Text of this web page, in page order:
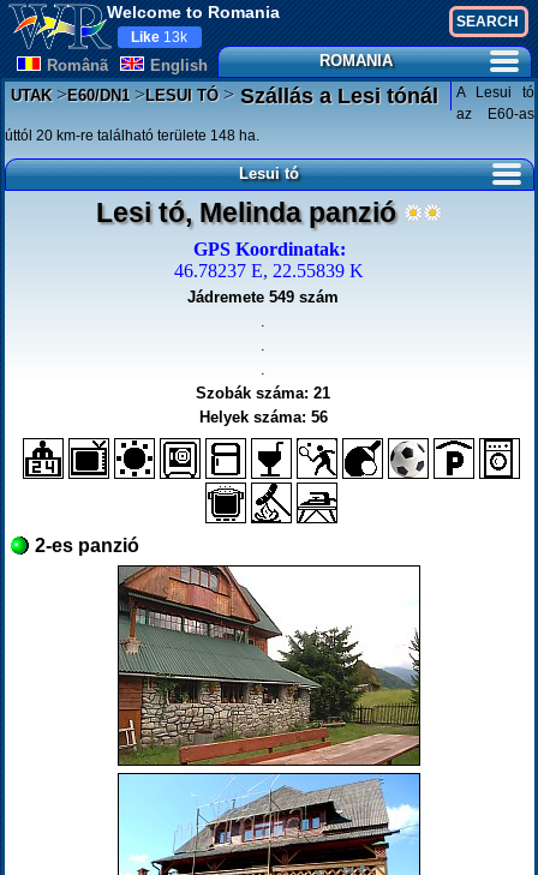
Welcome to Romania
Românã English
Like 13k
ROMANIA
UTAK>E60/DN1>LESUI TÓ>Szállás a Lesi tónál
A Lesui tó
az E60-as
úttól 20 km-re található területe 148 ha.
Lesui tó
Lesi tó, Melinda panzió
GPS Koordinatak:
46.78237 E, 22.55839 K
Jádremete 549 szám
.
.
.
Szobák száma: 21
Helyek száma: 56
2-es panzió